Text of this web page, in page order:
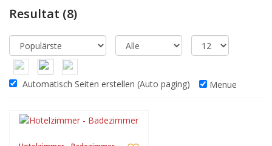
Resultat (8)
Automatisch Seiten erstellen (Auto paging) Menue